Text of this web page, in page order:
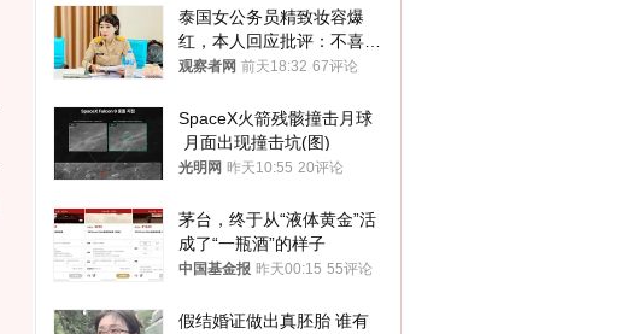
泰国女公务员精致妆容爆
红，本人回应批评：不喜欢
就别看
观察者网 前天18:32 67评论
SpaceX火箭残骸撞击月球
月面出现撞击坑(图)
光明网 昨天10:55 20评论
茅台，终于从“液体黄金”活
成了“一瓶酒”的样子
中国基金报 昨天00:15 55评论
假结婚证做出真胚胎 谁有